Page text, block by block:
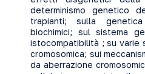
determinismo genetico
trapianti; sulla
biochimici; sul sistema
istocompatibilità ; su varie
cromosomica; sui
da aberrazione